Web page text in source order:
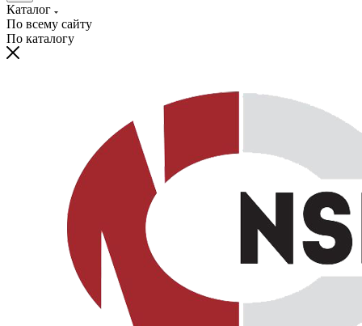
Каталог
По всему сайту
По каталогу